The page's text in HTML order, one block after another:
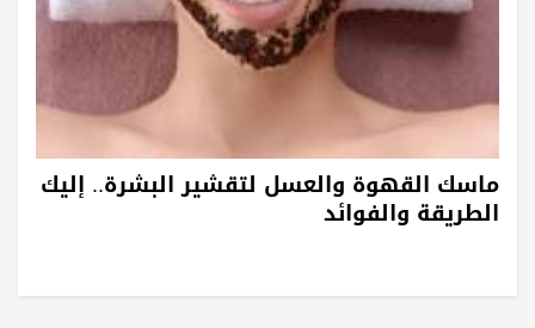
ماسك القهوة والعسل لتقشير البشرة.. إليك
الطريقة والفوائد